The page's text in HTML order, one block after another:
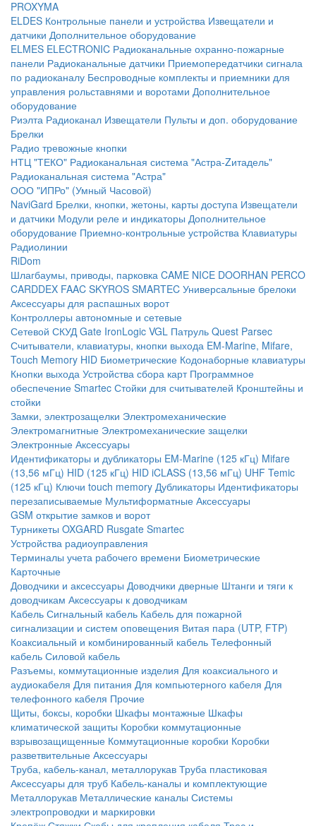
PROXYMA
ELDES Контрольные панели и устройства Извещатели и
датчики Дополнительное оборудование
ELMES ELECTRONIC Радиоканальные охранно-пожарные
панели Радиоканальные датчики Приемопередатчики сигнала
по радиоканалу Беспроводные комплекты и приемники для
управления рольставнями и воротами Дополнительное
оборудование
Риэлта Радиоканал Извещатели Пульты и доп. оборудование
Брелки
Радио тревожные кнопки
НТЦ "ТЕКО" Радиоканальная система "Астра-Zитадель"
Радиоканальная система "Астра"
ООО "ИПРо" (Умный Часовой)
NaviGard Брелки, кнопки, жетоны, карты доступа Извещатели
и датчики Модули реле и индикаторы Дополнительное
оборудование Приемно-контрольные устройства Клавиатуры
Радиолинии
RiDom
Шлагбаумы, приводы, парковка CAME NICE DOORHAN PERCO
CARDDEX FAAC SKYROS SMARTEC Универсальные брелоки
Аксессуары для распашных ворот
Контроллеры автономные и сетевые
Сетевой СКУД Gate IronLogic VGL Патруль Quest Parsec
Считыватели, клавиатуры, кнопки выхода EM-Marine, Mifare,
Touch Memory HID Биометрические Кодонаборные клавиатуры
Кнопки выхода Устройства сбора карт Программное
обеспечение Smartec Стойки для считывателей Кронштейны и
стойки
Замки, электрозащелки Электромеханические
Электромагнитные Электромеханические защелки
Электронные Аксессуары
Идентификаторы и дубликаторы EM-Marine (125 кГц) Mifare
(13,56 мГц) HID (125 кГц) HID iCLASS (13,56 мГц) UHF Temic
(125 кГц) Ключи touch memory Дубликаторы Идентификаторы
перезаписываемые Мультиформатные Аксессуары
GSM открытие замков и ворот
Турникеты OXGARD Rusgate Smartec
Устройства радиоуправления
Терминалы учета рабочего времени Биометрические
Карточные
Доводчики и аксессуары Доводчики дверные Штанги и тяги к
доводчикам Аксессуары к доводчикам
Кабель Сигнальный кабель Кабель для пожарной
сигнализации и систем оповещения Витая пара (UTP, FTP)
Коаксиальный и комбинированный кабель Телефонный
кабель Силовой кабель
Разъемы, коммутационные изделия Для коаксиального и
аудиокабеля Для питания Для компьютерного кабеля Для
телефонного кабеля Прочие
Щиты, боксы, коробки Шкафы монтажные Шкафы
климатической защиты Коробки коммутационные
взрывозащищенные Коммутационные коробки Коробки
разветвительные Аксессуары
Труба, кабель-канал, металлорукав Труба пластиковая
Аксессуары для труб Кабель-каналы и комплектующие
Металлорукав Металлические каналы Системы
электропроводки и маркировки